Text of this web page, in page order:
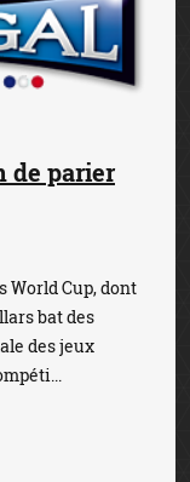
de parier
World Cup, dont
bat des
des jeux